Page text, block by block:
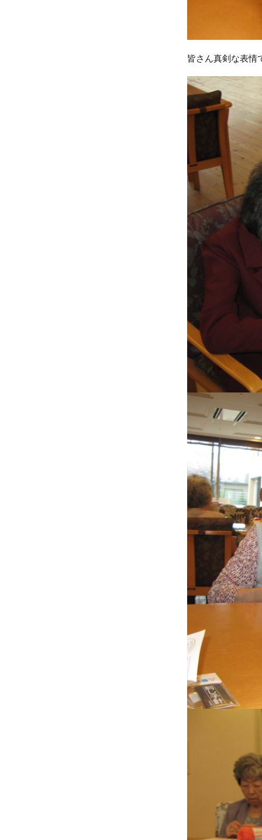
皆さん真剣な表情